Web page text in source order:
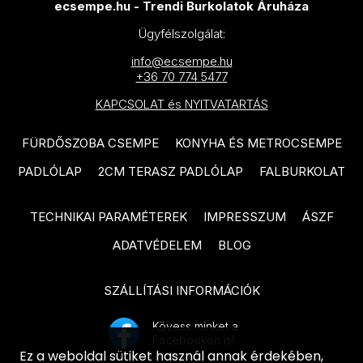
DOMINO Sable termékcsalád
DOMINO Flare termékcsalád
DOMINO Opium termékcsalád
DOMINO Floris termékcsalád
RAGNO Contrasti termékcsalád
RAGNO Stratford termékcsalád
TUBADZIN Terraform termékcsalád
TUBADZIN Organic Matt
termékcsalád
termékcsalád
CERSANIT Fog termékcsalád
CERSANIT Shadow Dance
CERSANIT Southwood
termékcsalád
CERSANIT Berkwood termékcsalád
CERSANIT Tiger Forest
CERSANIT Pure Wood termékcsalád
CERSANIT Raw Wood termékcsalád
CERSANIT Huston termékcsalád
ecsempe.hu - Trendi Burkolatok Áruháza
Ügyfélszolgálat:
info@ecsempe.hu
+36 70 774 5477
KAPCSOLAT és NYITVATARTÁS
FÜRDŐSZOBA CSEMPE
KONYHA ÉS METROCSEMPE
PADLÓLAP
2CM TERASZ PADLÓLAP FALBURKOLAT
TECHNIKAI PARAMÉTEREK IMPRESSZUM
ÁSZF
ADATVÉDELEM
BLOG
SZÁLLÍTÁSI INFORMÁCIÓK
Kövess minket a
Facebookon is!
Ez a weboldal sütiket használ annak érdekében,